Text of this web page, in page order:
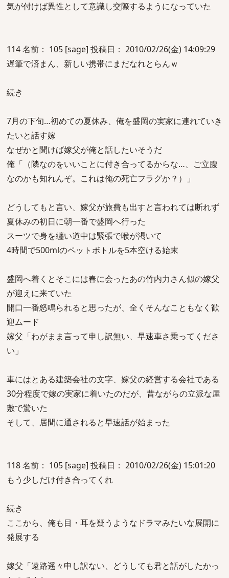
気が付けば異性として意識し交際するようになっていた
114 名前： 105 [sage] 投稿日： 2010/02/26(金) 14:09:29
遅筆で済まん、新しい携帯にまだなれとらんｗ
続き
7月の下旬…初めての夏休み、俺を盛岡の実家に連れていき
たいと話す嫁
なぜかと聞けば嫁父が俺と話したいそうだ
俺「（隣なのをいいことに付き合ってるからな…、ご立腹
なのかも知れんぞ。これは俺の死亡フラグか？）」
どうしてもと言い、嫁父が旅費も出すと言われては断れず
夏休みの初日に朝一番で盛岡へ行った
スーツで身を纏い道中は緊張で喉が渇いて
4時間で500mlのペットボトルを5本空ける始末
盛岡へ着くとそこには春に会ったあの竹内力さん似の嫁父
が迎えに来ていた
開口一番怒鳴られると思ったが、全くそんなこともなく歓
迎ムード
嫁父「わがまま言って申し訳無い、早速車さ乗ってくださ
い」
車にはとある建築会社の文字、嫁父の経営する会社である
30分程度で嫁の実家に着いたのだが、昔ながらの立派な屋
敷で驚いた
そして、居間に通されると早速話が始まった
118 名前： 105 [sage] 投稿日： 2010/02/26(金) 15:01:20
もう少しだけ付き合ってくれ
続き
ここから、俺も目・耳を疑うようなドラマみたいな展開に
発展する
嫁父「遠路遥々申し訳ない、どうしても君と話がしたかっ